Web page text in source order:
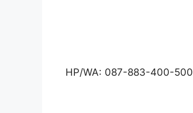
HP/WA: 087-883-400-500